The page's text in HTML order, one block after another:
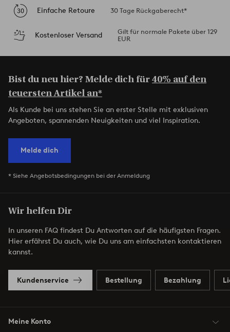
Einfache Retoure 30 Tage Rückgaberecht*
Kostenloser Versand
Gilt für normale Pakete über 129
EUR
Bist du neu hier? Melde dich für40% auf den
teuersten Artikel an*
Als Kunde bei uns stehen Sie an erster Stelle mit exklusiven
Angeboten, spannenden Neuigkeiten und viel Inspiration.
Melde dich
* Siehe Angebotsbedingungen bei der Anmeldung
Wir helfen Dir
In unseren FAQ findest Du Antworten auf die häufigsten Fragen.
Hier erfährst Du auch, wie Du uns am einfachsten kontaktieren
kannst.
Kundenservice Bestellung Bezahlung
Meine Konto